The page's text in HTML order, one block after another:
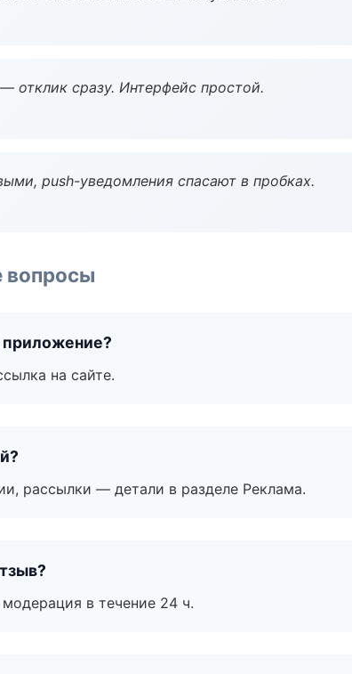
отклик сразу. Интерфейс простой.
push-уведомления спасают в пробках.
вопросы
приложение?
на сайте.
рассылки — детали в разделе Реклама.
в течение 24 ч.